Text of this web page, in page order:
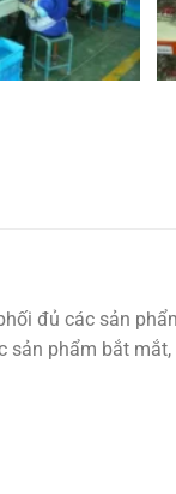
đủ các sản
sản phẩm bắt